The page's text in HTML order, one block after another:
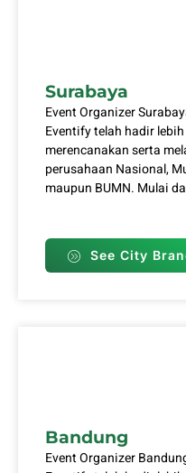
Surabaya
Event Organizer
Eventify telah hadir
merencanakan serta
perusahaan Nasional,
maupun BUMN. Mulai
See City
Bandung
Event Organizer